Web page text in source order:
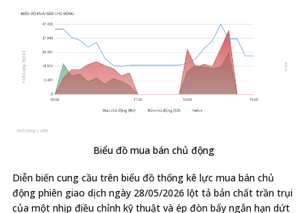
Biểu đồ mua bán chủ động
Diễn biến cung cầu trên biểu đồ thống kê lực mua bán chủ
động phiên giao dịch ngày 28/05/2026 lột tả bản chất trần trụi
của một nhịp điều chỉnh kỹ thuật và ép đòn bẩy ngắn hạn dứt